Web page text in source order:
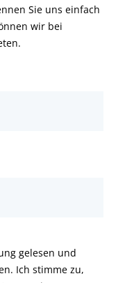
Sie uns einfach
wir bei
gelesen und
Ich stimme zu,